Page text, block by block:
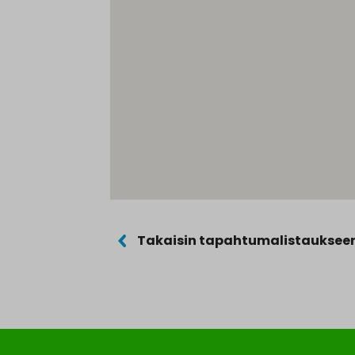
Takaisin